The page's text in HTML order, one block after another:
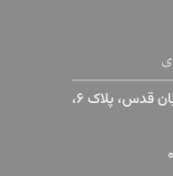
تهران، دانشگاه تهران، خیابان پورسینا، خیابان قدس، پلاک ۶،